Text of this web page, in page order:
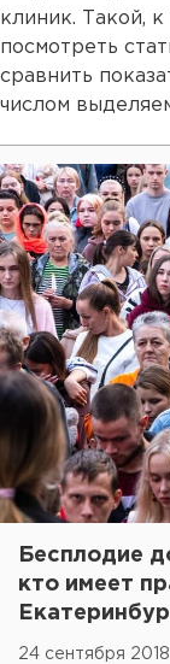
клиник. Такой,
посмотреть
сравнить
числом
Бесплодие
кто имеет
24 сентября 2018